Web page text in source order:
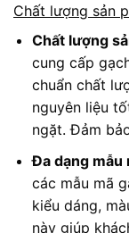
Chất lượng sản
Chất lượng
cung cấp
chuẩn chất
nguyên liệu
ngặt. Đảm
Đa dạng mẫu
các mẫu mã
kiểu dáng,
này giúp